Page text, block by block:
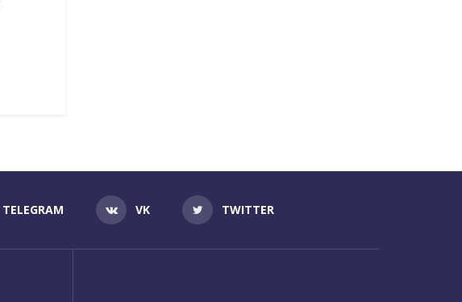
TELEGRAM VK TWITTER